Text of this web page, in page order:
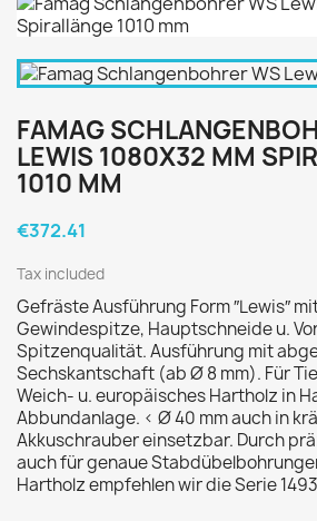
FAMAG
LEWIS 1080X32 MM
1010 MM
€372.41
Tax included
Gefräste Ausführung Form ″Lewis″
Gewindespitze, Hauptschneide u.
Spitzenqualität. Ausführung mit
Sechskantschaft (ab Ø 8 mm). Für
Weich- u. europäisches Hartholz in
Abbundanlage. < Ø 40 mm auch in
Akkuschrauber einsetzbar. Durch
auch für genaue
Hartholz empfehlen wir die Serie